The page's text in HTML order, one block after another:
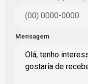
Mensagem